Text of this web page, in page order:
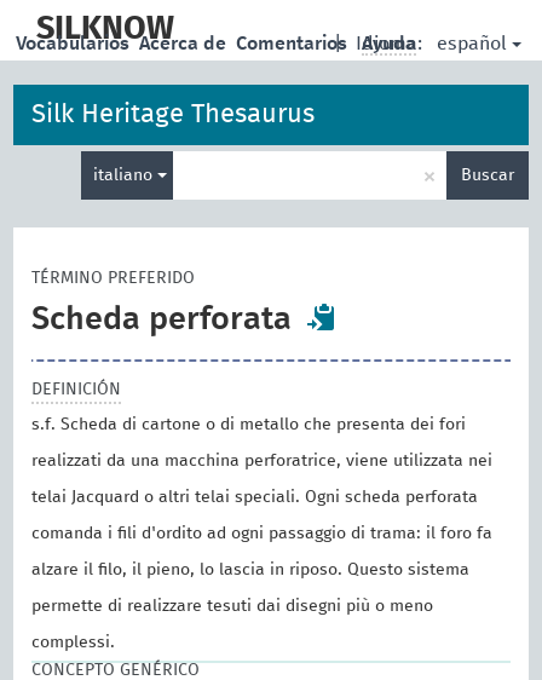
main
SILKNOW | Idioma: español
Vocabularios Acerca de Comentarios Ayuda
Silk Heritage Thesaurus
italiano × Buscar
TÉRMINO PREFERIDO
Scheda perforata
DEFINICIÓN
s.f. Scheda di cartone o di metallo che presenta dei fori
realizzati da una macchina perforatrice, viene utilizzata nei
telai Jacquard o altri telai speciali. Ogni scheda perforata
comanda i fili d'ordito ad ogni passaggio di trama: il foro fa
alzare il filo, il pieno, lo lascia in riposo. Questo sistema
permette di realizzare tesuti dai disegni più o meno
complessi.
CONCEPTO GENÉRICO